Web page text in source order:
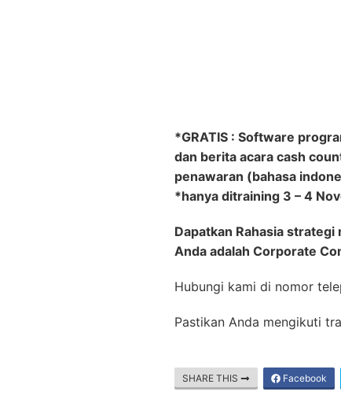
*GRATIS : Software
dan berita acara cash
penawaran (bahasa
*hanya ditraining 3 – 4
Dapatkan Rahasia
Anda adalah Corporate
Hubungi kami di nomor
Pastikan Anda mengikuti
SHARE THIS Facebook